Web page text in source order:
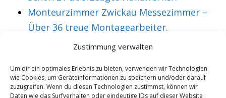
Zustimmung verwalten
Um dir ein optimales Erlebnis zu bieten, verwenden wir Technologien
wie Cookies, um Geräteinformationen zu speichern und/oder darauf
zuzugreifen. Wenn du diesen Technologien zustimmst, können wir
Daten wie das Surfverhalten oder eindeutige IDs auf dieser Website
Monteurzimmer Zwickau Messezimmer –
Über 36 treue Montagearbeiter.
VORHERIGER ARTIKEL
Monteurzimmer
NÄCHSTER ARTIKEL
Monteurzimmer